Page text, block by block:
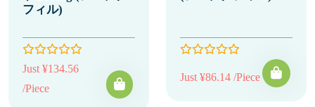
フィル)
Just ¥134.56
/Piece
Just ¥86.14 /Piece